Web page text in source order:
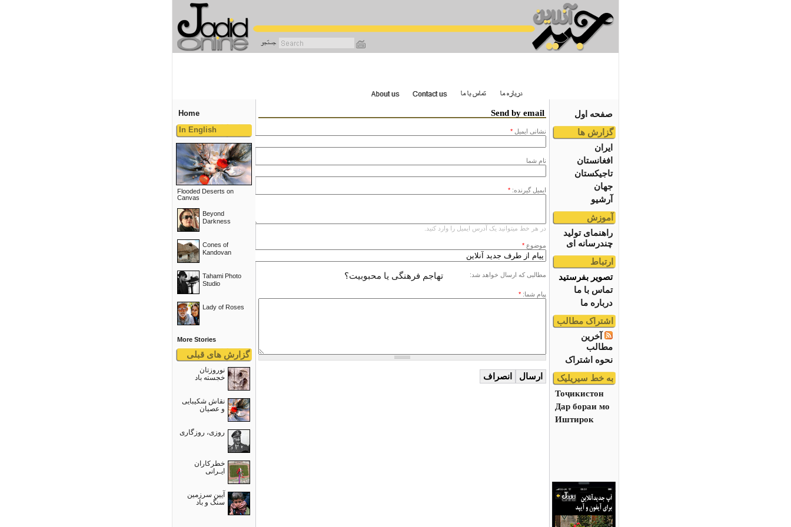
صفحه اول
گزارش ها
ایران
افغانستان
تاجیکستان
جهان
آرشیو
آموزش
راهنمای تولید
چندرسانه ای
ارتباط
تصویر بفرستید
تماس با ما
درباره ما
اشتراک مطالب
آخرین
مطالب
نحوه اشتراک
به خط سیریلیک
Тоҷикистон
Дар бораи мо
Иштирок
Home
In English
Flooded Deserts on
Canvas
Beyond
Darkness
Cones of
Kandovan
Tahami Photo
Studio
Lady of Roses
More Stories
گزارش های قبلی
نوروزتان
خجسته باد
نقاش شکیبایی
و عصيان
روزی، روزگاری
خطرکاران
ایـرانی
آیین سرزمین
سنگ و باد
Send by email
نشانى ايميل *
نام شما
ایمیل گیرنده: *
در هر خط میتوانید یک آدرس ایمیل را وارد کنید.
موضوع *
مطالبی که ارسال خواهد شد: تهاجم فرهنگی يا محبوبيت؟
پیام شما: *